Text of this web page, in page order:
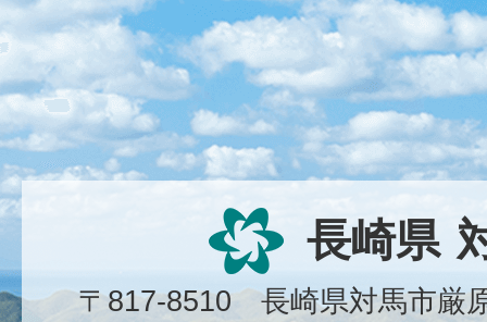
長崎県
〒817-8510 長崎県対馬市